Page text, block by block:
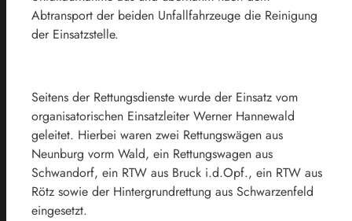
Abtransport der beiden Unfallfahrzeuge die Reinigung
der Einsatzstelle.
Seitens der Rettungsdienste wurde der Einsatz vom
organisatorischen Einsatzleiter Werner Hannewald
geleitet. Hierbei waren zwei Rettungswägen aus
Neunburg vorm Wald, ein Rettungswagen aus
Schwandorf, ein RTW aus Bruck i.d.Opf., ein RTW aus
Rötz sowie der Hintergrundrettung aus Schwarzenfeld
eingesetzt.